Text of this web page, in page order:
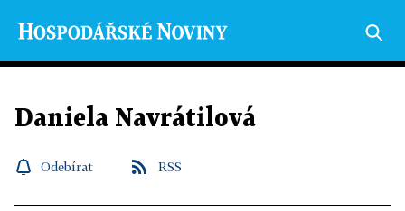
Daniela Navrátilová
Odebírat RSS